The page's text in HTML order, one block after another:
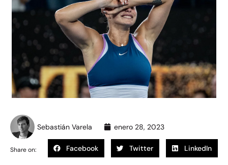
Sebastián Varela enero 28, 2023
Share on: Facebook Twitter LinkedIn